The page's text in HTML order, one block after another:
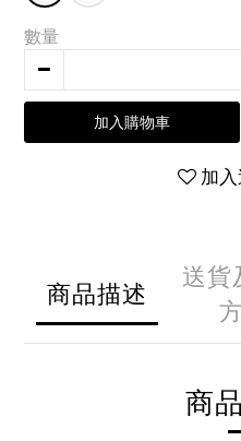
數量
加入購物車
加
商品描述
送貨
商